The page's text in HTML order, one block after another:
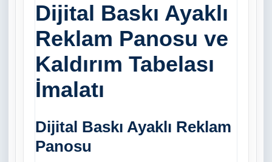
Dijital Baskı Ayaklı
Reklam Panosu ve
Kaldırım Tabelası
İmalatı
Dijital Baskı Ayaklı Reklam
Panosu